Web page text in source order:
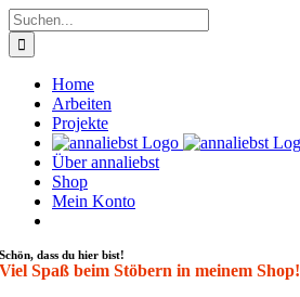
Zum
Inhalt
springen
Suche
nach:
Home
Arbeiten
Projekte
Über annaliebst
Shop
Mein Konto
Schön, dass du hier bist!
Viel Spaß beim Stöbern in meinem Shop!